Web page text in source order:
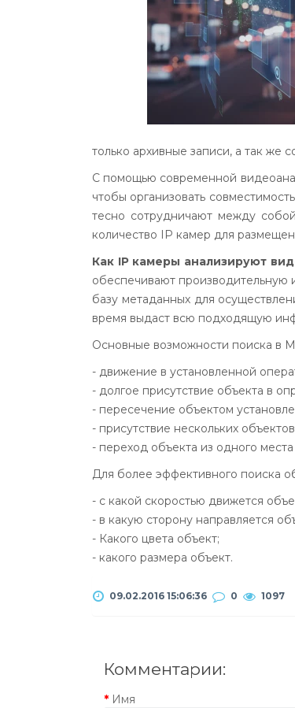
только архивные записи, а так же
С помощью современной
чтобы организовать
тесно сотрудничают между
количество IP камер для
Как IP камеры анализируют
обеспечивают
базу метаданных для
время выдаст всю подходящую
Основные возможности поиска в
- движение в установленной
- долгое присутствие объекта в
- пересечение объектом
- присутствие нескольких
- переход объекта из одного места
Для более эффективного поиска
- с какой скоростью движется
- в какую сторону направляется
- Какого цвета объект;
- какого размера объект.
09.02.2016 15:06:36 0 1097
Комментарии:
Имя